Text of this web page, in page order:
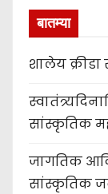
बातम्या
शालेय क्रीडा
सांस्कृतिक
जागतिक
सांस्कृतिक